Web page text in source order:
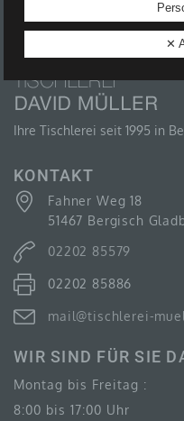
Ihre Tischlerei seit 1995 in
KONTAKT
Fahner Weg 18
51467 Bergisch
02202 85579
02202 85886
mail@tischlerei-
WIR SIND FÜR SIE
Montag bis Freitag :
8:00 bis 17:00 Uhr
B)
identifizierbare
personenbezogene
Verarbeitung
C)
automatisierter
personenbezogenen
Speicherung, die
andere Form der
die Vernichtung.
✕